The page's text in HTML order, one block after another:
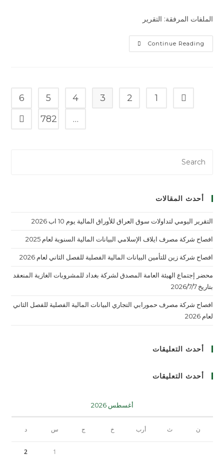
الملفات المرفقة: التقرير
Continue Reading
1
2
3
4
5
6
…
782
أحدث المقالات
التقرير اليومي لتداولات سوق العراق للأوراق المالية يوم 10 اب 2026
افصاح شركة مصرف ايلاف الإسلامي البيانات المالية السنوية لعام 2025
افصاح شركة زين للتأمين البيانات المالية الفصلية للفصل الثاني لعام 2026
محضر إجتماع الهيئة العامة المصدق لشركة بغداد للمشروبات الغازية المنعقد
بتاريخ 2026/7/7
افصاح شركة مصرف حمورابي التجاري البيانات المالية الفصلية للفصل الثاني
لعام 2026
أحدث التعليقات
أحدث التعليقات
أغسطس 2026
ن ث أرب خ ج س د
1
2